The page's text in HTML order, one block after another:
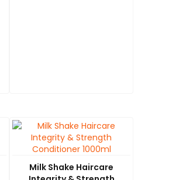
Milk Shake Haircare